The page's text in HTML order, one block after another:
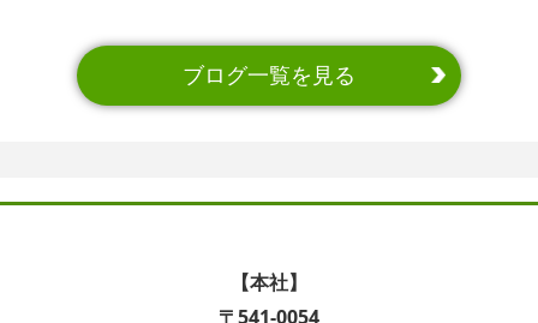
ブログ一覧を見る
【本社】
〒541-0054